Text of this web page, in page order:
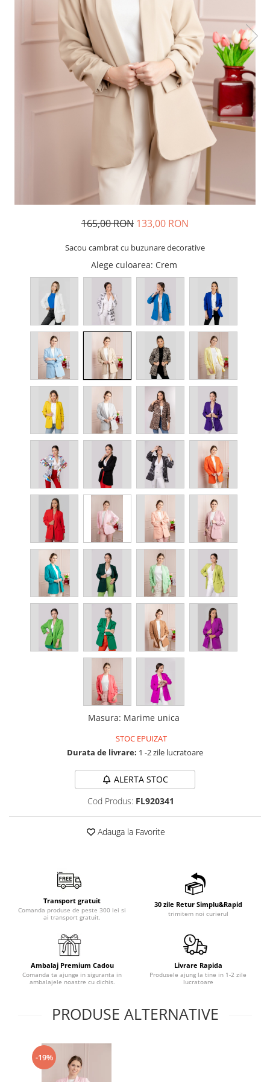
165,00 RON 133,00 RON
Sacou cambrat cu buzunare decorative
Alege culoarea: Crem
Masura: Marime unica
STOC EPUIZAT
Durata de livrare: 1 -2 zile lucratoare
ALERTA STOC
Cod Produs: FL920341
Adauga la Favorite
Transport gratuit
Comanda produse de peste 300 lei si
ai transport gratuit.
30 zile Retur Simplu&Rapid
trimitem noi curierul
Ambalaj Premium Cadou
Comanda ta ajunge in siguranta in
ambalajele noastre cu dichis.
Livrare Rapida
Produsele ajung la tine in 1-2 zile
lucratoare
PRODUSE ALTERNATIVE
-19%